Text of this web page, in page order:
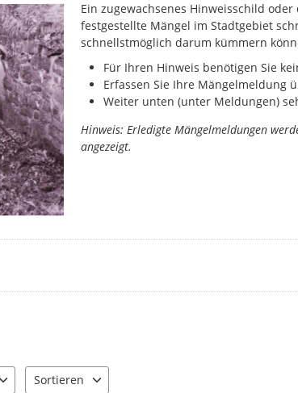
Ein zugewachsenes Hinweisschild
festgestellte Mängel im Stadtgebiet
schnellstmöglich darum kümmern
Für Ihren Hinweis benötigen Sie
Erfassen Sie Ihre Mängelmeldung
Weiter unten (unter Meldungen)
Hinweis: Erledigte Mängelmeldungen
angezeigt.
Sortieren